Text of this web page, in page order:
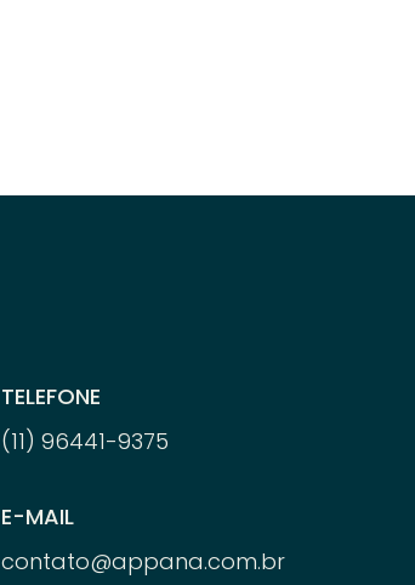
TELEFONE
(11) 96441-9375
E-MAIL
contato@appana.com.br